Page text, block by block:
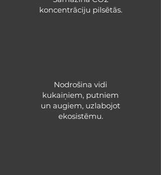
koncentrāciju pilsētās.
Nodrošina vidi
kukaiņiem, putniem
un augiem, uzlabojot
ekosistēmu.